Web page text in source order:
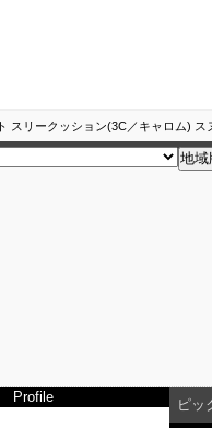
スリークッション(3C／キャロム)
Profile ピッ